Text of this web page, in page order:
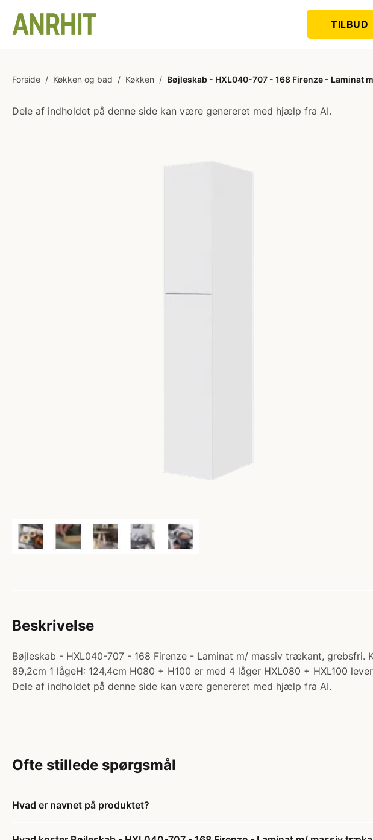
TILBUD
Forside / Køkken og bad / Køkken / Bøjleskab - HXL040-707 - 168 Firenze - Laminat
Dele af indholdet på denne side kan være genereret med hjælp fra AI.
Beskrivelse
Bøjleskab - HXL040-707 - 168 Firenze - Laminat m/ massiv trækant, grebsfri.
89,2cm 1 lågeH: 124,4cm H080 + H100 er med 4 låger HXL080 + HXL100
Dele af indholdet på denne side kan være genereret med hjælp fra AI.
Ofte stillede spørgsmål
Hvad er navnet på produktet?